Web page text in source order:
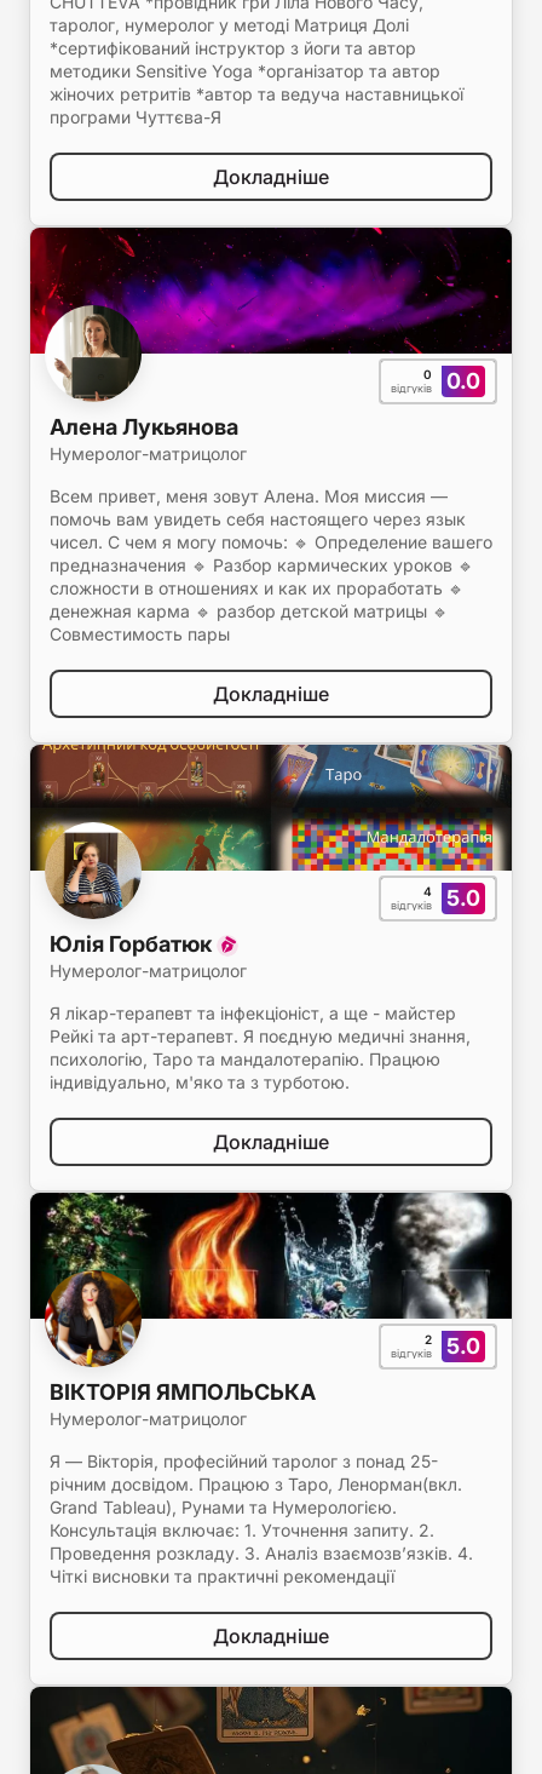
таролог, нумеролог у методі Матриця Долі
*сертифікований інструктор з йоги та автор
методики Sensitive Yoga *організатор та автор
жіночих ретритів *автор та ведуча наставницької
програми Чуттєва-Я
Докладніше
0.0
0
відгуків
Алена Лукьянова
Нумеролог-матрицолог
Всем привет, меня зовут Алена. Моя миссия —
помочь вам увидеть себя настоящего через язык
чисел. С чем я могу помочь: 🔹 Определение вашего
предназначения 🔹 Разбор кармических уроков 🔹
сложности в отношениях и как их проработать 🔹
денежная карма 🔹 разбор детской матрицы 🔹
Совместимость пары
Докладніше
5.0
4
відгуків
Юлія Горбатюк
Нумеролог-матрицолог
Я лікар-терапевт та інфекціоніст, а ще - майстер
Рейкі та арт-терапевт. Я поєдную медичні знання,
психологію, Таро та мандалотерапію. Працюю
індивідуально, м'яко та з турботою.
Докладніше
5.0
2
відгуків
ВІКТОРІЯ ЯМПОЛЬСЬКА
Нумеролог-матрицолог
Я — Вікторія, професійний таролог з понад 25-
річним досвідом. Працюю з Таро, Ленорман(вкл.
Grand Tableau), Рунами та Нумерологією.
Консультація включає: 1. Уточнення запиту. 2.
Проведення розкладу. 3. Аналіз взаємозв’язків. 4.
Чіткі висновки та практичні рекомендації
Докладніше